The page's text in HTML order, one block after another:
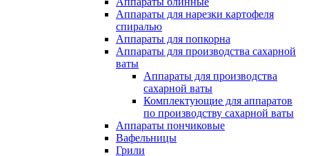
Аппараты для нарезки картофеля
спиралью
Аппараты для попкорна
Аппараты для производства сахарной
ваты
Аппараты для производства
сахарной ваты
Комплектующие для аппаратов
по производству сахарной ваты
Аппараты пончиковые
Вафельницы
Грили